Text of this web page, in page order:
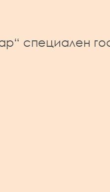
специален